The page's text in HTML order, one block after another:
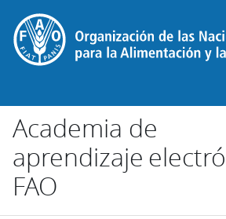
Salta al contenido principal
Academia de
aprendizaje
FAO